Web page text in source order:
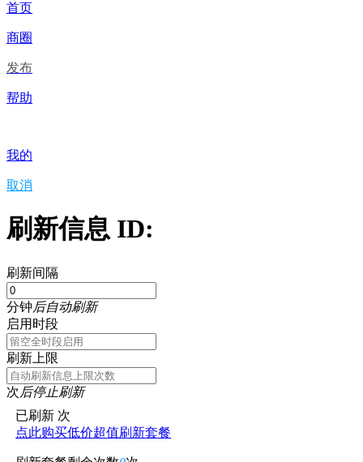
首页
商圈
发布
帮助
我的
取消
刷新信息 ID:
刷新间隔
分钟后自动刷新
启用时段
刷新上限
次后停止刷新
已刷新 次
点此购买低价超值刷新套餐